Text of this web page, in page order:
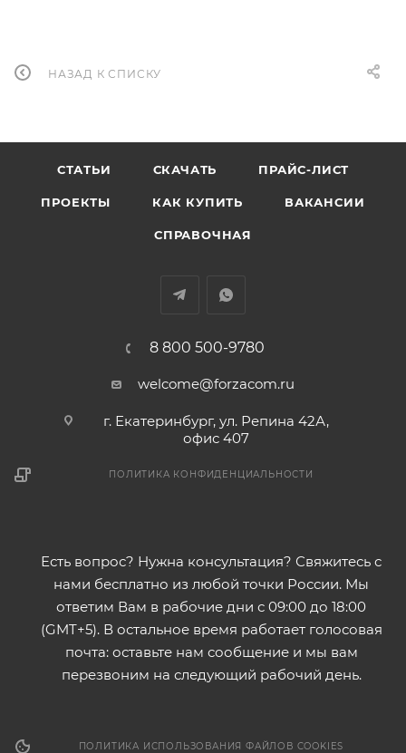
НАЗАД К СПИСКУ
СТАТЬИ СКАЧАТЬ ПРАЙС-ЛИСТ
ПРОЕКТЫ КАК КУПИТЬ ВАКАНСИИ
СПРАВОЧНАЯ
8 800 500-9780
welcome@forzacom.ru
г. Екатеринбург, ул. Репина 42А,
офис 407
ПОЛИТИКА КОНФИДЕНЦИАЛЬНОСТИ
Есть вопрос? Нужна консультация? Свяжитесь с
нами бесплатно из любой точки России. Мы
ответим Вам в рабочие дни с 09:00 до 18:00
(GMT+5). В остальное время работает голосовая
почта: оставьте нам сообщение и мы вам
перезвоним на следующий рабочий день.
ПОЛИТИКА ИСПОЛЬЗОВАНИЯ ФАЙЛОВ COOKIES